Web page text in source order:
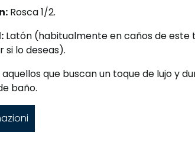
Rosca 1/2.
Latón (habitualmente en caños de este
si lo deseas).
que buscan un toque de lujo y
baño.